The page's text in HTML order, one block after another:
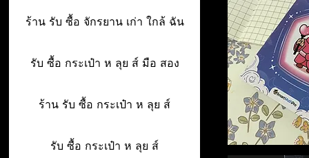
ร้าน รับ ซื้อ จักรยาน เก่า ใกล้ ฉัน
รับ ซื้อ กระเป๋า ห ลุย ส์ มือ สอง
ร้าน รับ ซื้อ กระเป๋า ห ลุย ส์
รับ ซื้อ กระเป๋า ห ลุย ส์